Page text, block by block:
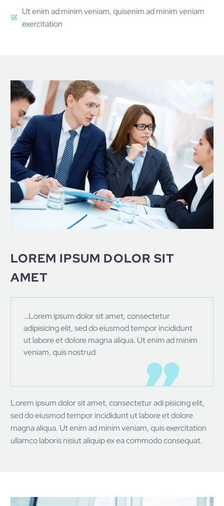
Ut enim ad minim veniam, quisenim ad minim veniam
exercitation
LOREM IPSUM DOLOR SIT
AMET
…Lorem ipsum dolor sit amet, consectetur
adipisicing elit, sed do eiusmod tempor incididunt
ut labore et dolore magna aliqua. Ut enim ad minim
veniam, quis nostrud
Lorem ipsum dolor sit amet, consectetur adi pisicing elit,
sed do eiusmod tempor incididunt ut labore et dolore
magna aliqua. Ut enim ad minim veniam, quis exercitation
ullamco laboris nisiut aliquip ex ea commodo consequat.